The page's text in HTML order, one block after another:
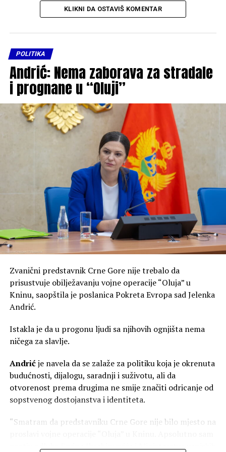
KLIKNI DA OSTAVIŠ KOMENTAR
POLITIKA
Andrić: Nema zaborava za stradale
i prognane u “Oluji”
Zvanični predstavnik Crne Gore nije trebalo da
prisustvuje obilježavanju vojne operacije “Oluja” u
Kninu, saopštila je poslanica Pokreta Evropa sad Jelenka
Andrić.
Istakla je da u progonu ljudi sa njihovih ognjišta nema
ničega za slavlje.
Andrićje navela da se zalaže za politiku koja je okrenuta
budućnosti, dijalogu, saradnji i suživotu, ali da
otvorenost prema drugima ne smije značiti odricanje od
sopstvenog dostojanstva i identiteta.
“Smatram da predstavniku Crne Gore nije bilo mjesto na